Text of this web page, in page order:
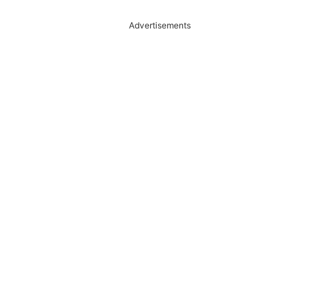
Advertisements